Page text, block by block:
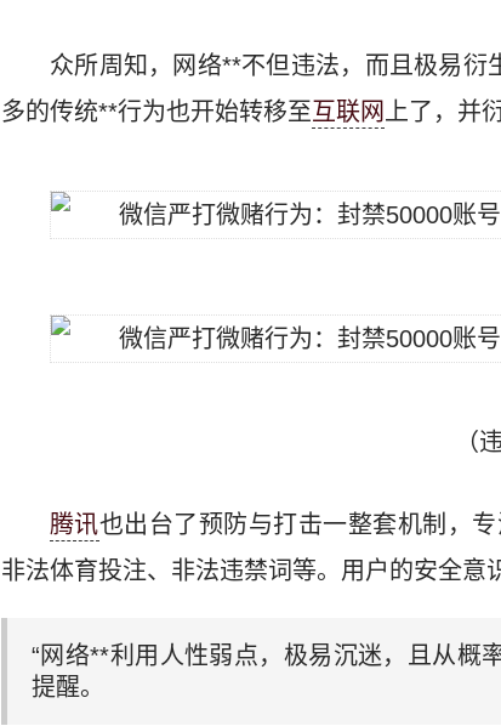
众所周知，网络**不但违法，而且极易
多的传统**行为也开始转移至 互联网 上了，并
（
腾讯也出台了预防与打击一整套机制，
非法体育投注、非法违禁词等。用户的安全意
“网络**利用人性弱点，极易沉迷，且从概
提醒。